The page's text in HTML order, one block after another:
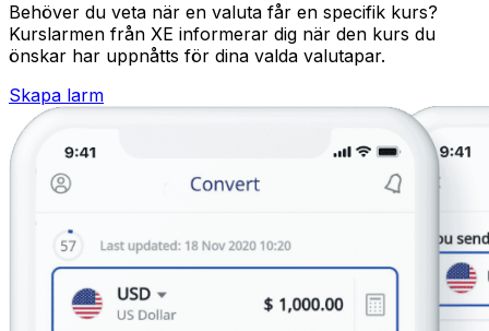
Behöver du veta när en valuta får en specifik kurs?
Kurslarmen från XE informerar dig när den kurs du
önskar har uppnåtts för dina valda valutapar.
Skapa larm